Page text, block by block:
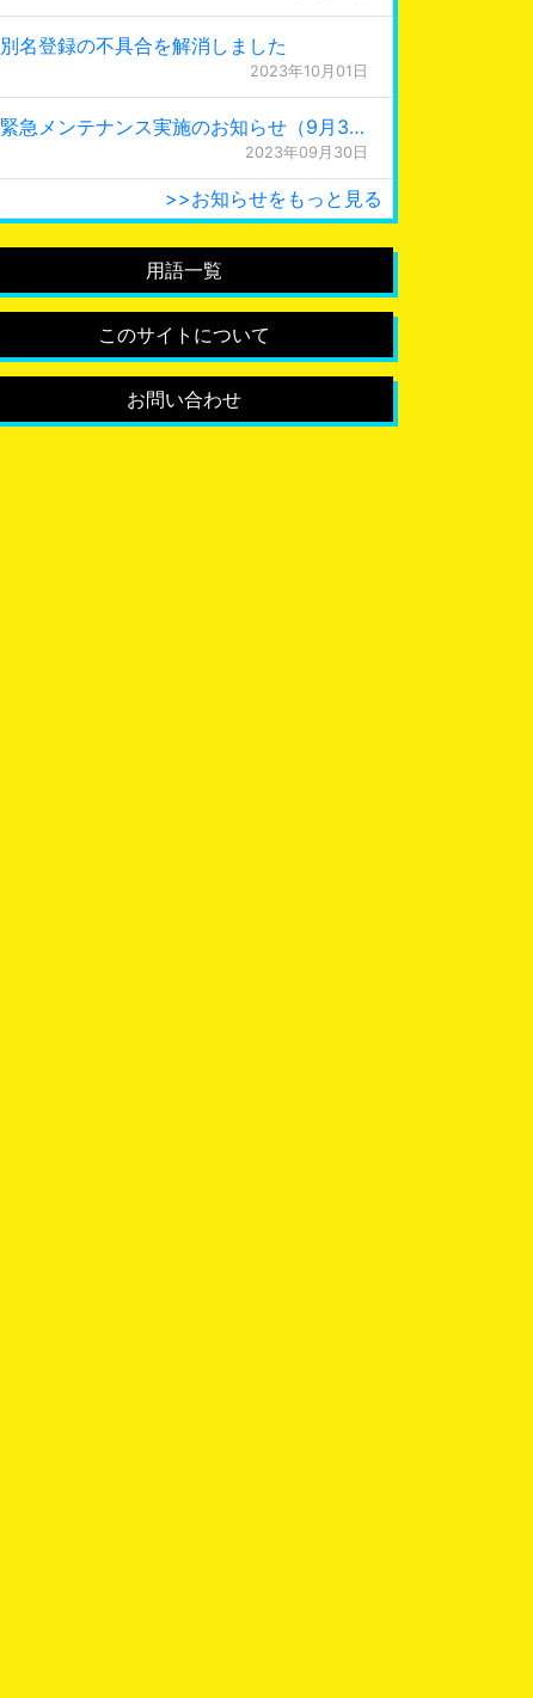
別名登録の不具合を解消しました
2023年10月01日
緊急メンテナンス実施のお知らせ（9月30日 0:15更新）
2023年09月30日
>>お知らせをもっと見る
用語一覧
このサイトについて
お問い合わせ